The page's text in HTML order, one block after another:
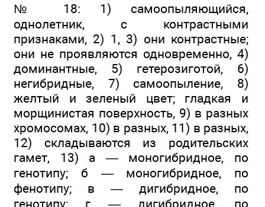
№ 18: 1) самоопыляющийся,
однолетник, с контрастными
признаками, 2) 1, 3) они контрастные;
они не проявляются одновременно, 4)
доминантные, 5) гетерозиготой, 6)
негибридные, 7) самоопыление, 8)
желтый и зеленый цвет; гладкая и
морщинистая поверхность, 9) в разных
хромосомах, 10) в разных, 11) в разных,
12) складываются из родительских
гамет, 13) а — моногибридное, по
генотипу; б — моногибридное, по
фенотипу; в — дигибридное, по
генотипу; г — дигибридное, по